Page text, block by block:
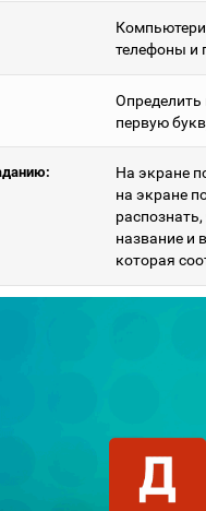
телефоны и
Определить
первую
На экране
на экране
название и
которая